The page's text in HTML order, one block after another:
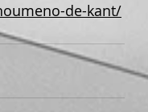
de-kant/